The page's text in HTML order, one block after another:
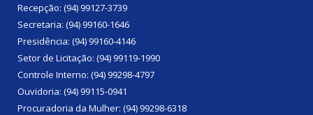
Recepção: (94) 99127-3739
Secretaria: (94) 99160-1646
Presidência: (94) 99160-4146
Setor de Licitação: (94) 99119-1990
Controle Interno: (94) 99298-4797
Ouvidoria: (94) 99115-0941
Procuradoria da Mulher: (94) 99298-6318